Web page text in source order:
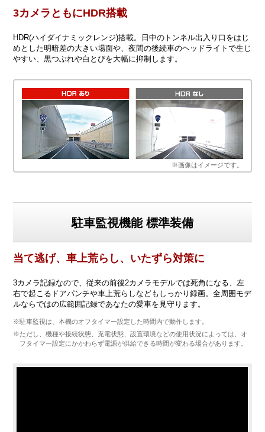
3カメラともにHDR搭載
HDR(ハイダイナミックレンジ)搭載。日中のトンネル出入り口をはじ
めとした明暗差の大きい場面や、夜間の後続車のヘッドライトで生じ
やすい、黒つぶれや白とびを大幅に抑制します。
※画像はイメージです。
駐車監視機能 標準装備
当て逃げ、車上荒らし、いたずら対策に
3カメラ記録なので、従来の前後2カメラモデルでは死角になる、左
右で起こるドアパンチや車上荒らしなどもしっかり録画。全周囲モデ
ルならではの広範囲記録であなたの愛車を見守ります。
※駐車監視は、本機のオフタイマー設定した時間内で動作します。
※ただし、機種や接続状態、充電状態、設置環境などの使用状況によっては、オ
フタイマー設定にかかわらず電源が供給できる時間が変わる場合があります。